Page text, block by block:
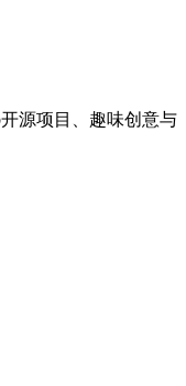
源项目、趣味创意与